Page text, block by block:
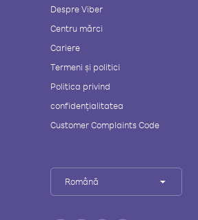
Despre Viber
Centru mărci
Cariere
Termeni și politici
Politica privind
confidențialitatea
Customer Complaints Code
Română